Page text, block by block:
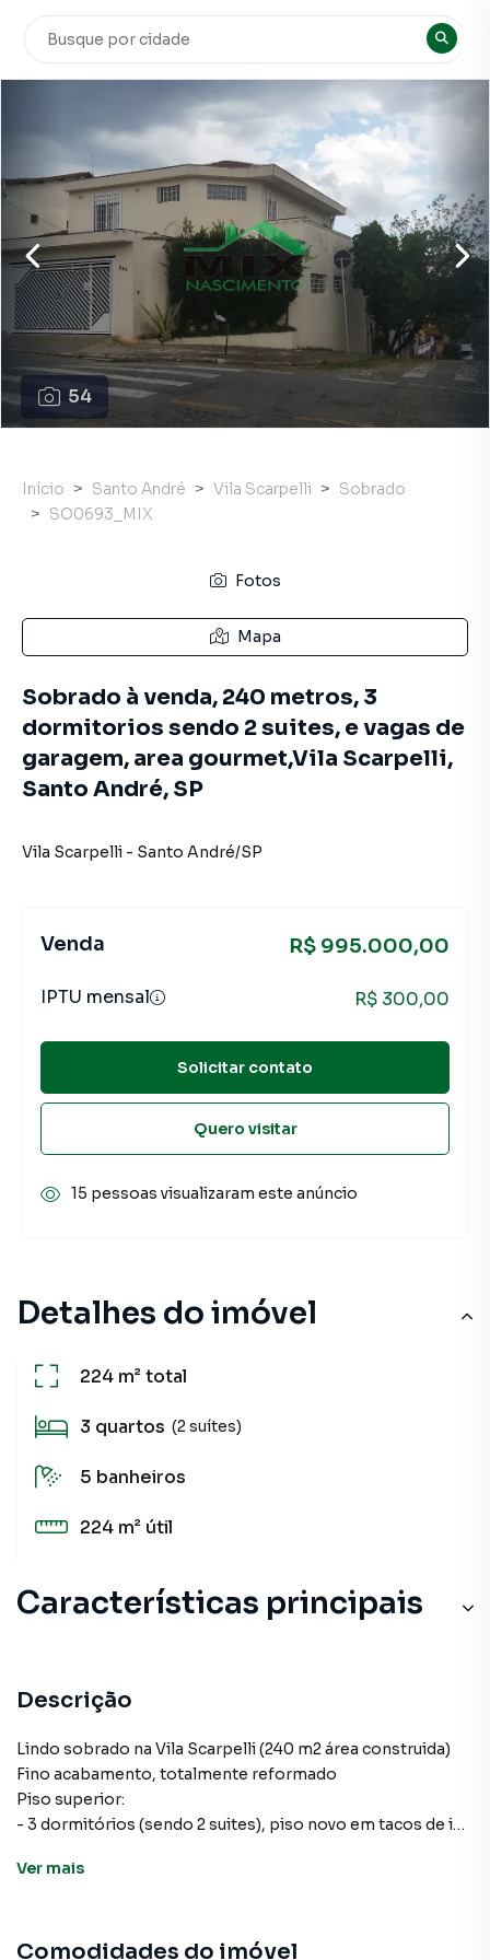
54
Detalhes do imóvel
224 m²total
3 quartos (2 suítes)
5 banheiros
224 m² útil
Características principais
Descrição
Lindo sobrado na Vila Scarpelli (240 m2 área construida)
Fino acabamento, totalmente reformado
Piso superior:
- 3 dormitórios (sendo 2 suites), piso novo em tacos de ipê
banheira de hidromassagem para 2 pessoas e box
frente.
Ver mais
Comodidades do imóvel
Início Santo André Vila Scarpelli
Sobrado
SO0693_MIX
Fotos
Mapa
Sobrado à venda, 240 metros, 3
dormitorios sendo 2 suites, e vagas de
garagem, area gourmet,Vila Scarpelli,
Santo André, SP
Vila Scarpelli - Santo André/SP
Venda R$ 995.000,00
IPTU mensal R$ 300,00
Solicitar contato
Quero visitar
15 pessoas visualizaram este anúncio